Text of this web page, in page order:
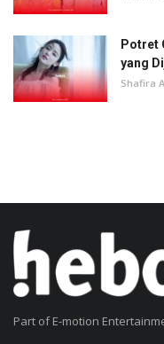
Potret
yang
Shafira
Part of E-motion